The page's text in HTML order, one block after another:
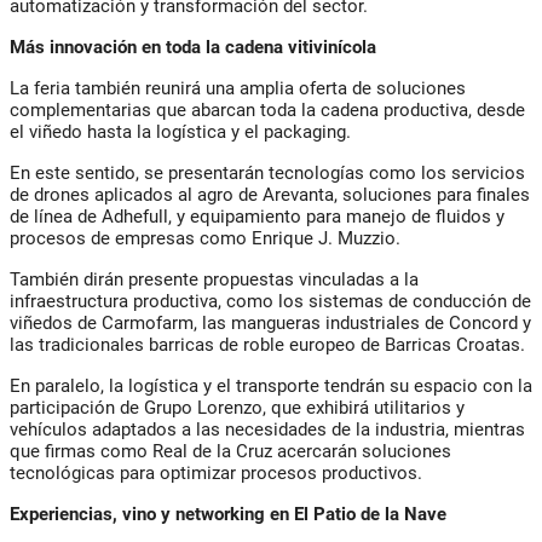
automatización y transformación del sector.
Más innovación en toda la cadena vitivinícola
La feria también reunirá una amplia oferta de soluciones
complementarias que abarcan toda la cadena productiva, desde
el viñedo hasta la logística y el packaging.
En este sentido, se presentarán tecnologías como los servicios
de drones aplicados al agro de Arevanta, soluciones para finales
de línea de Adhefull, y equipamiento para manejo de fluidos y
procesos de empresas como Enrique J. Muzzio.
También dirán presente propuestas vinculadas a la
infraestructura productiva, como los sistemas de conducción de
viñedos de Carmofarm, las mangueras industriales de Concord y
las tradicionales barricas de roble europeo de Barricas Croatas.
En paralelo, la logística y el transporte tendrán su espacio con la
participación de Grupo Lorenzo, que exhibirá utilitarios y
vehículos adaptados a las necesidades de la industria, mientras
que firmas como Real de la Cruz acercarán soluciones
tecnológicas para optimizar procesos productivos.
Experiencias, vino y networking en El Patio de la Nave